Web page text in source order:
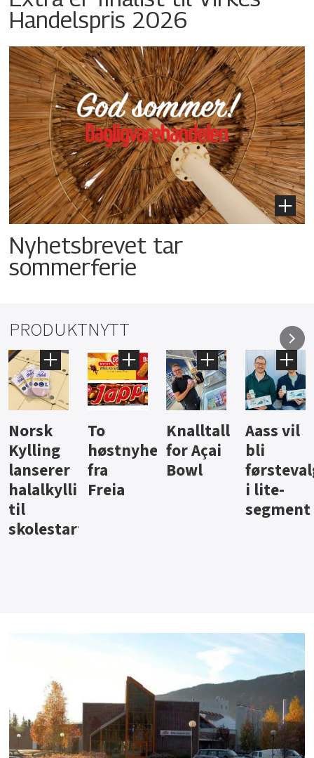
Handelspris 2026
Nyhetsbrevet tar
sommerferie
PRODUKTNYTT
Knalltall
for Açai
Bowl
Aass vil
bli
førstevalg
i lite-
Brus og
jus fra
Berentsen
Hard
iste fra
Hansa